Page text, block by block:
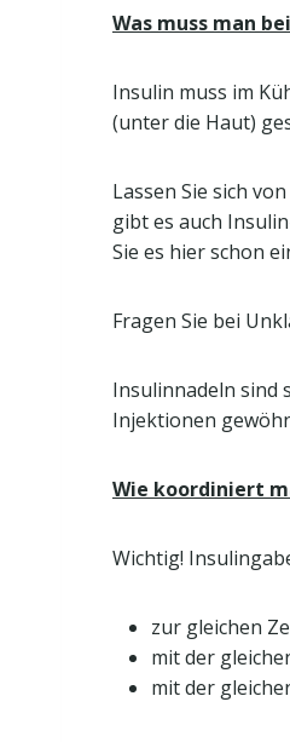
Was muss man
Insulin muss im
(unter
Lassen Sie sich
gibt es auch
Sie es hier schon
Fragen Sie bei
Insulinnadeln sind
Injektionen
Wie koordiniert
Wichtig!
zur gleichen
mit der
mit der